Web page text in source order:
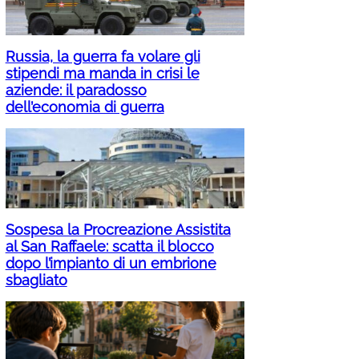
Russia, la guerra fa volare gli
stipendi ma manda in crisi le
aziende: il paradosso
dell’economia di guerra
Sospesa la Procreazione Assistita
al San Raffaele: scatta il blocco
dopo l’impianto di un embrione
sbagliato